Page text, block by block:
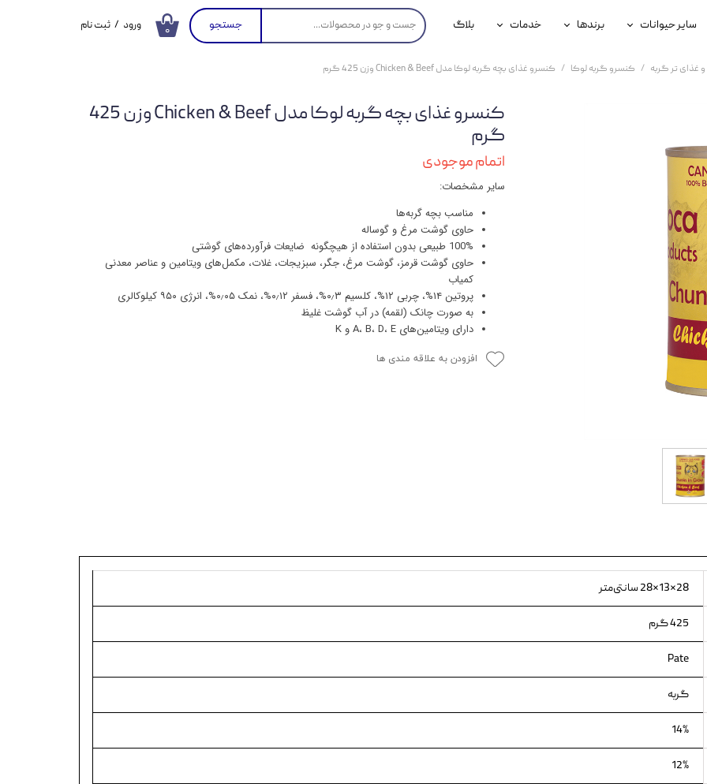
۰ جستجو
سگ
سایر حیوانات
محصولات پرندگان
برندها
جوسرا
خدمات
خدمات آنلاین دامپزشکی
بلاگ ورود / ثبت نام
سفارشات
غذای تر گربه کنسرو گربه لوکا کنسرو غذای بچه گربه لوکا مدل Chicken & Beef وزن 425 گرم
کنسرو غذای بچه گربه لوکا مدل Chicken & Beef وزن 425
گرم
اتمام موجودی
سایر مشخصات:
مناسب بچه گربه‌ها
حاوی گوشت مرغ و گوساله
100% طبیعی بدون استفاده از هیچگونه ضایعات فرآورده‌های گوشتی
حاوی گوشت قرمز، گوشت مرغ، جگر، سبزیجات، غلات، مکمل‌های ویتامین و عناصر معدنی
کمیاب
پروتین ۱۴%، چربی ۱۲%، کلسیم ۰٫۳%، فسفر ۰٫۱۲%، نمک ۰٫۰۵%، انرژی ۹۵۰ کیلوکالری
به صورت چانک (لقمه) در آب گوشت غلیظ
دارای ویتامین‌های A، B، D، E و K
افزودن به علاقه مندی ها
28×13×28 سانتی‌متر
425 گرم
Pate
گربه
14%
12%